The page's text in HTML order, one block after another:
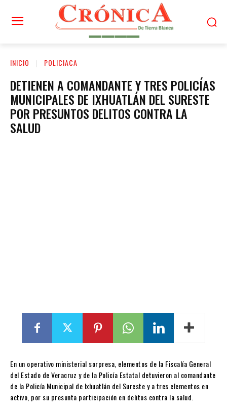
INICIO POLICIACA
DETIENEN A COMANDANTE Y TRES POLICÍAS
MUNICIPALES DE IXHUATLÁN DEL SURESTE
POR PRESUNTOS DELITOS CONTRA LA
SALUD
En un operativo ministerial sorpresa, elementos de la Fiscalía General
del Estado de Veracruz y de la Policía Estatal detuvieron al comandante
de la Policía Municipal de Ixhuatlán del Sureste y a tres elementos en
activo, por su presunta participación en delitos contra la salud.